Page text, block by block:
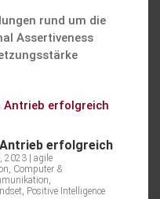
rund um die
Asser­ti­ve­ness
erfolgreich
2023 |agile
, Computer &
,
, Positive Intelligence